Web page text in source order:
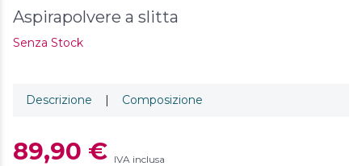
Aspirapolvere a slitta
Senza Stock
Descrizione | Composizione
89,90 € IVA inclusa